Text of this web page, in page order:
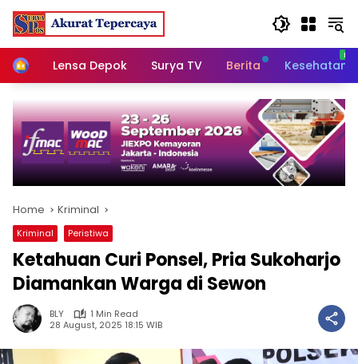
Skip
content
HomeLensa Depok Surya TV Berita Kesehatan
Home Kriminal
Kriminal Peristiwa
Ketahuan Curi Ponsel, Pria Sukoharjo
Diamankan Warga di Sewon
BLY
1 Min Read
28 August, 2025 18:15 WIB